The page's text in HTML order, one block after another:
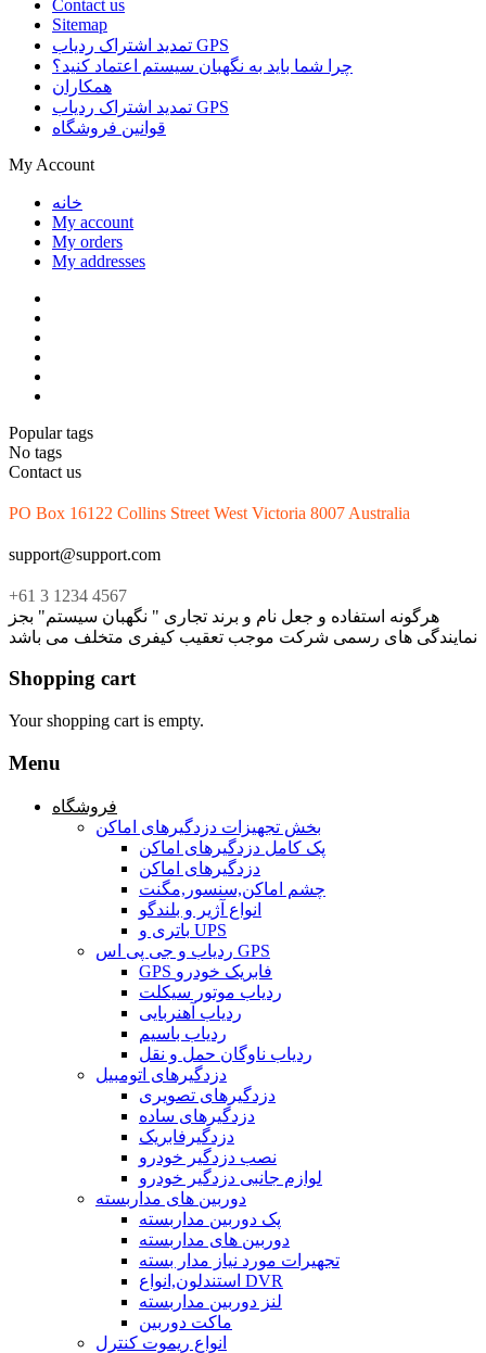
Contact us
Sitemap
تمدید اشتراک ردیاب GPS
چرا شما باید به نگهبان سیستم اعتماد کنید؟
همکاران
تمدید اشتراک ردیاب GPS
قوانین فروشگاه
My Account
خانه
My account
My orders
My addresses
Popular tags
No tags
Contact us
PO Box 16122 Collins Street West Victoria 8007 Australia
support@support.com
+61 3 1234 4567
هرگونه استفاده و جعل نام و برند تجاری " نگهبان سیستم" بجز
نمایندگی های رسمی شرکت موجب تعقیب کیفری متخلف می باشد
Shopping cart
Your shopping cart is empty.
Menu
فروشگاه
بخش تجهیزات دزدگیرهای اماکن
پک کامل دزدگیرهای اماکن
دزدگیرهای اماکن
چشم اماکن,سنسور,مگنت
انواع آژیر و بلندگو
باتری و UPS
ردیاب و جی پی اس GPS
GPS فابریک خودرو
ردیاب موتور سیکلت
ردیاب آهنربایی
ردیاب باسیم
ردیاب ناوگان حمل و نقل
دزدگیرهای اتومبیل
دزدگیرهای تصویری
دزدگیرهای ساده
دزدگیرفابریک
نصب دزدگیر خودرو
لوازم جانبی دزدگیر خودرو
دوربین های مداربسته
پک دوربین مداربسته
دوربین های مداربسته
تجهیرات مورد نیاز مدار بسته
استندلون,انواع DVR
لنز دوربین مداربسته
ماکت دوربین
انواع ریموت کنترل